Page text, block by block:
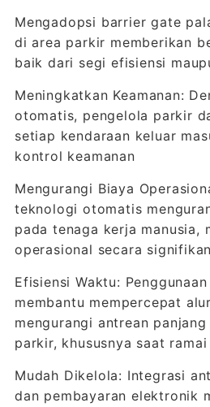
Mengadopsi barrier gate
di area parkir memberikan
baik dari segi efisiensi
Meningkatkan Keamanan:
otomatis, pengelola parkir
setiap kendaraan keluar
kontrol keamanan
Mengurangi Biaya
teknologi otomatis
pada tenaga kerja manusia,
operasional secara signifikan
Efisiensi Waktu:
membantu mempercepat
mengurangi antrean
parkir, khususnya saat ramai
Mudah Dikelola: Integrasi
dan pembayaran elektronik